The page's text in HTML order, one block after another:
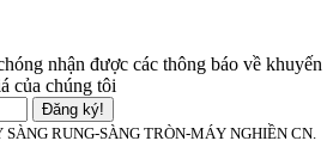
nhận được các thông báo về khuyến
của chúng tôi
Đăng ký!
RUNG-SÀNG TRÒN-MÁY NGHIỀN CN.